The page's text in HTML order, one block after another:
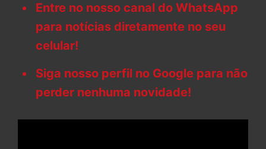
Entre no nosso canal do WhatsApp
para notícias diretamente no seu
celular!
Siga nosso perfil no Google para não
perder nenhuma novidade!